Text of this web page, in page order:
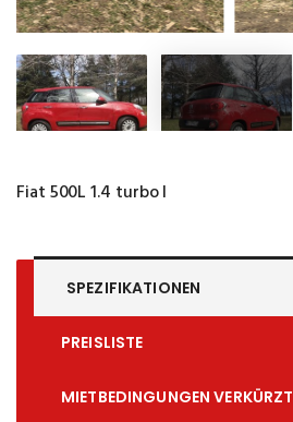
Fiat 500L 1.4 turbo I
SPEZIFIKATIONEN
PREISLISTE
MIETBEDINGUNGEN VERKÜRZT